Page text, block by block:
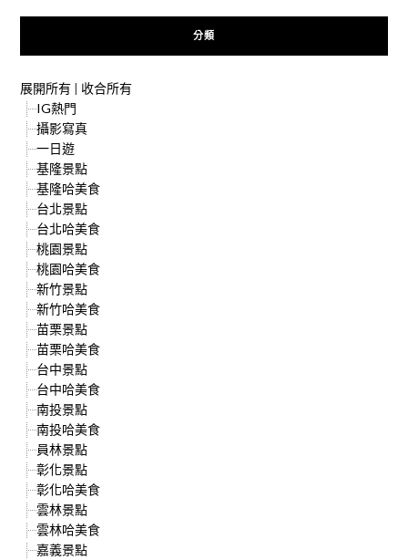
分類
展開所有| 收合所有
IG熱門
攝影寫真
一日遊
基隆景點
基隆哈美食
台北景點
台北哈美食
桃園景點
桃園哈美食
新竹景點
新竹哈美食
苗栗景點
苗栗哈美食
台中景點
台中哈美食
南投景點
南投哈美食
員林景點
彰化景點
彰化哈美食
雲林景點
雲林哈美食
嘉義景點